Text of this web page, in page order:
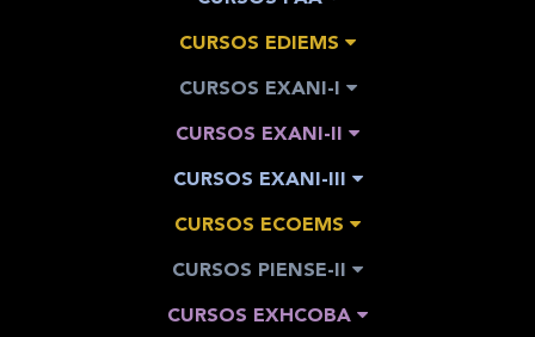
CURSOS EDIEMS
CURSOS EXANI-I
CURSOS EXANI-II
CURSOS EXANI-III
CURSOS ECOEMS
CURSOS PIENSE-II
CURSOS EXHCOBA